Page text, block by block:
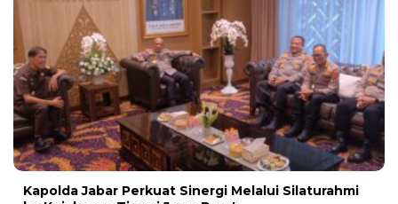
Kapolda Jabar Perkuat Sinergi Melalui Silaturahmi